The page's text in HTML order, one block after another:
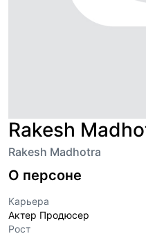
Rakesh
Rakesh Madhotra
О персоне
Карьера
Актер Продюсер
Рост